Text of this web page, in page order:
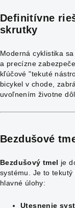
Definitívne
skrutky
Moderná cyklistika
a precízne
kľúčové "tekuté
bicykel v chode,
uvoľnením životne
Bezdušové
Bezdušový tmel je
systému. Je to
hlavné úlohy:
Utesnenie